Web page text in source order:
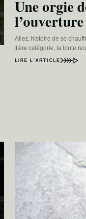
Une orgie
Allez, histoire de se
1ère catégorie, la toute
LIRE L’ARTICLE